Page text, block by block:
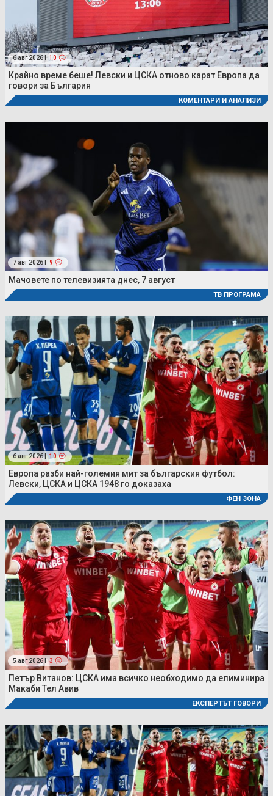
6 авг 2026 | 10
Крайно време беше! Левски и ЦСКА отново карат Европа да
говори за България
КОМЕНТАРИ И АНАЛИЗИ
7 авг 2026 | 9
Мачовете по телевизията днес, 7 август
ТВ ПРОГРАМА
6 авг 2026 | 10
Европа разби най-големия мит за българския футбол:
Левски, ЦСКА и ЦСКА 1948 го доказаха
ФЕН ЗОНА
5 авг 2026 | 3
Петър Витанов: ЦСКА има всичко необходимо да елиминира
Макаби Тел Авив
ЕКСПЕРТЪТ ГОВОРИ